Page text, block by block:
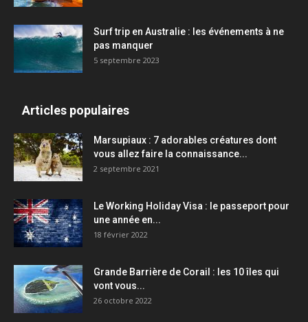
Surf trip en Australie : les événements à ne
pas manquer
5 septembre 2023
Articles populaires
Marsupiaux : 7 adorables créatures dont
vous allez faire la connaissance...
2 septembre 2021
Le Working Holiday Visa : le passeport pour
une année en...
18 février 2022
Grande Barrière de Corail : les 10 îles qui
vont vous...
26 octobre 2022